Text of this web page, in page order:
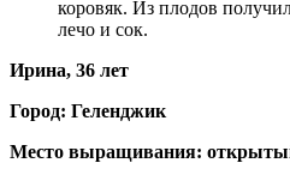
коровяк. Из плодов
лечо и сок.
Ирина, 36 лет
Город: Геленджик
Место выращивания: